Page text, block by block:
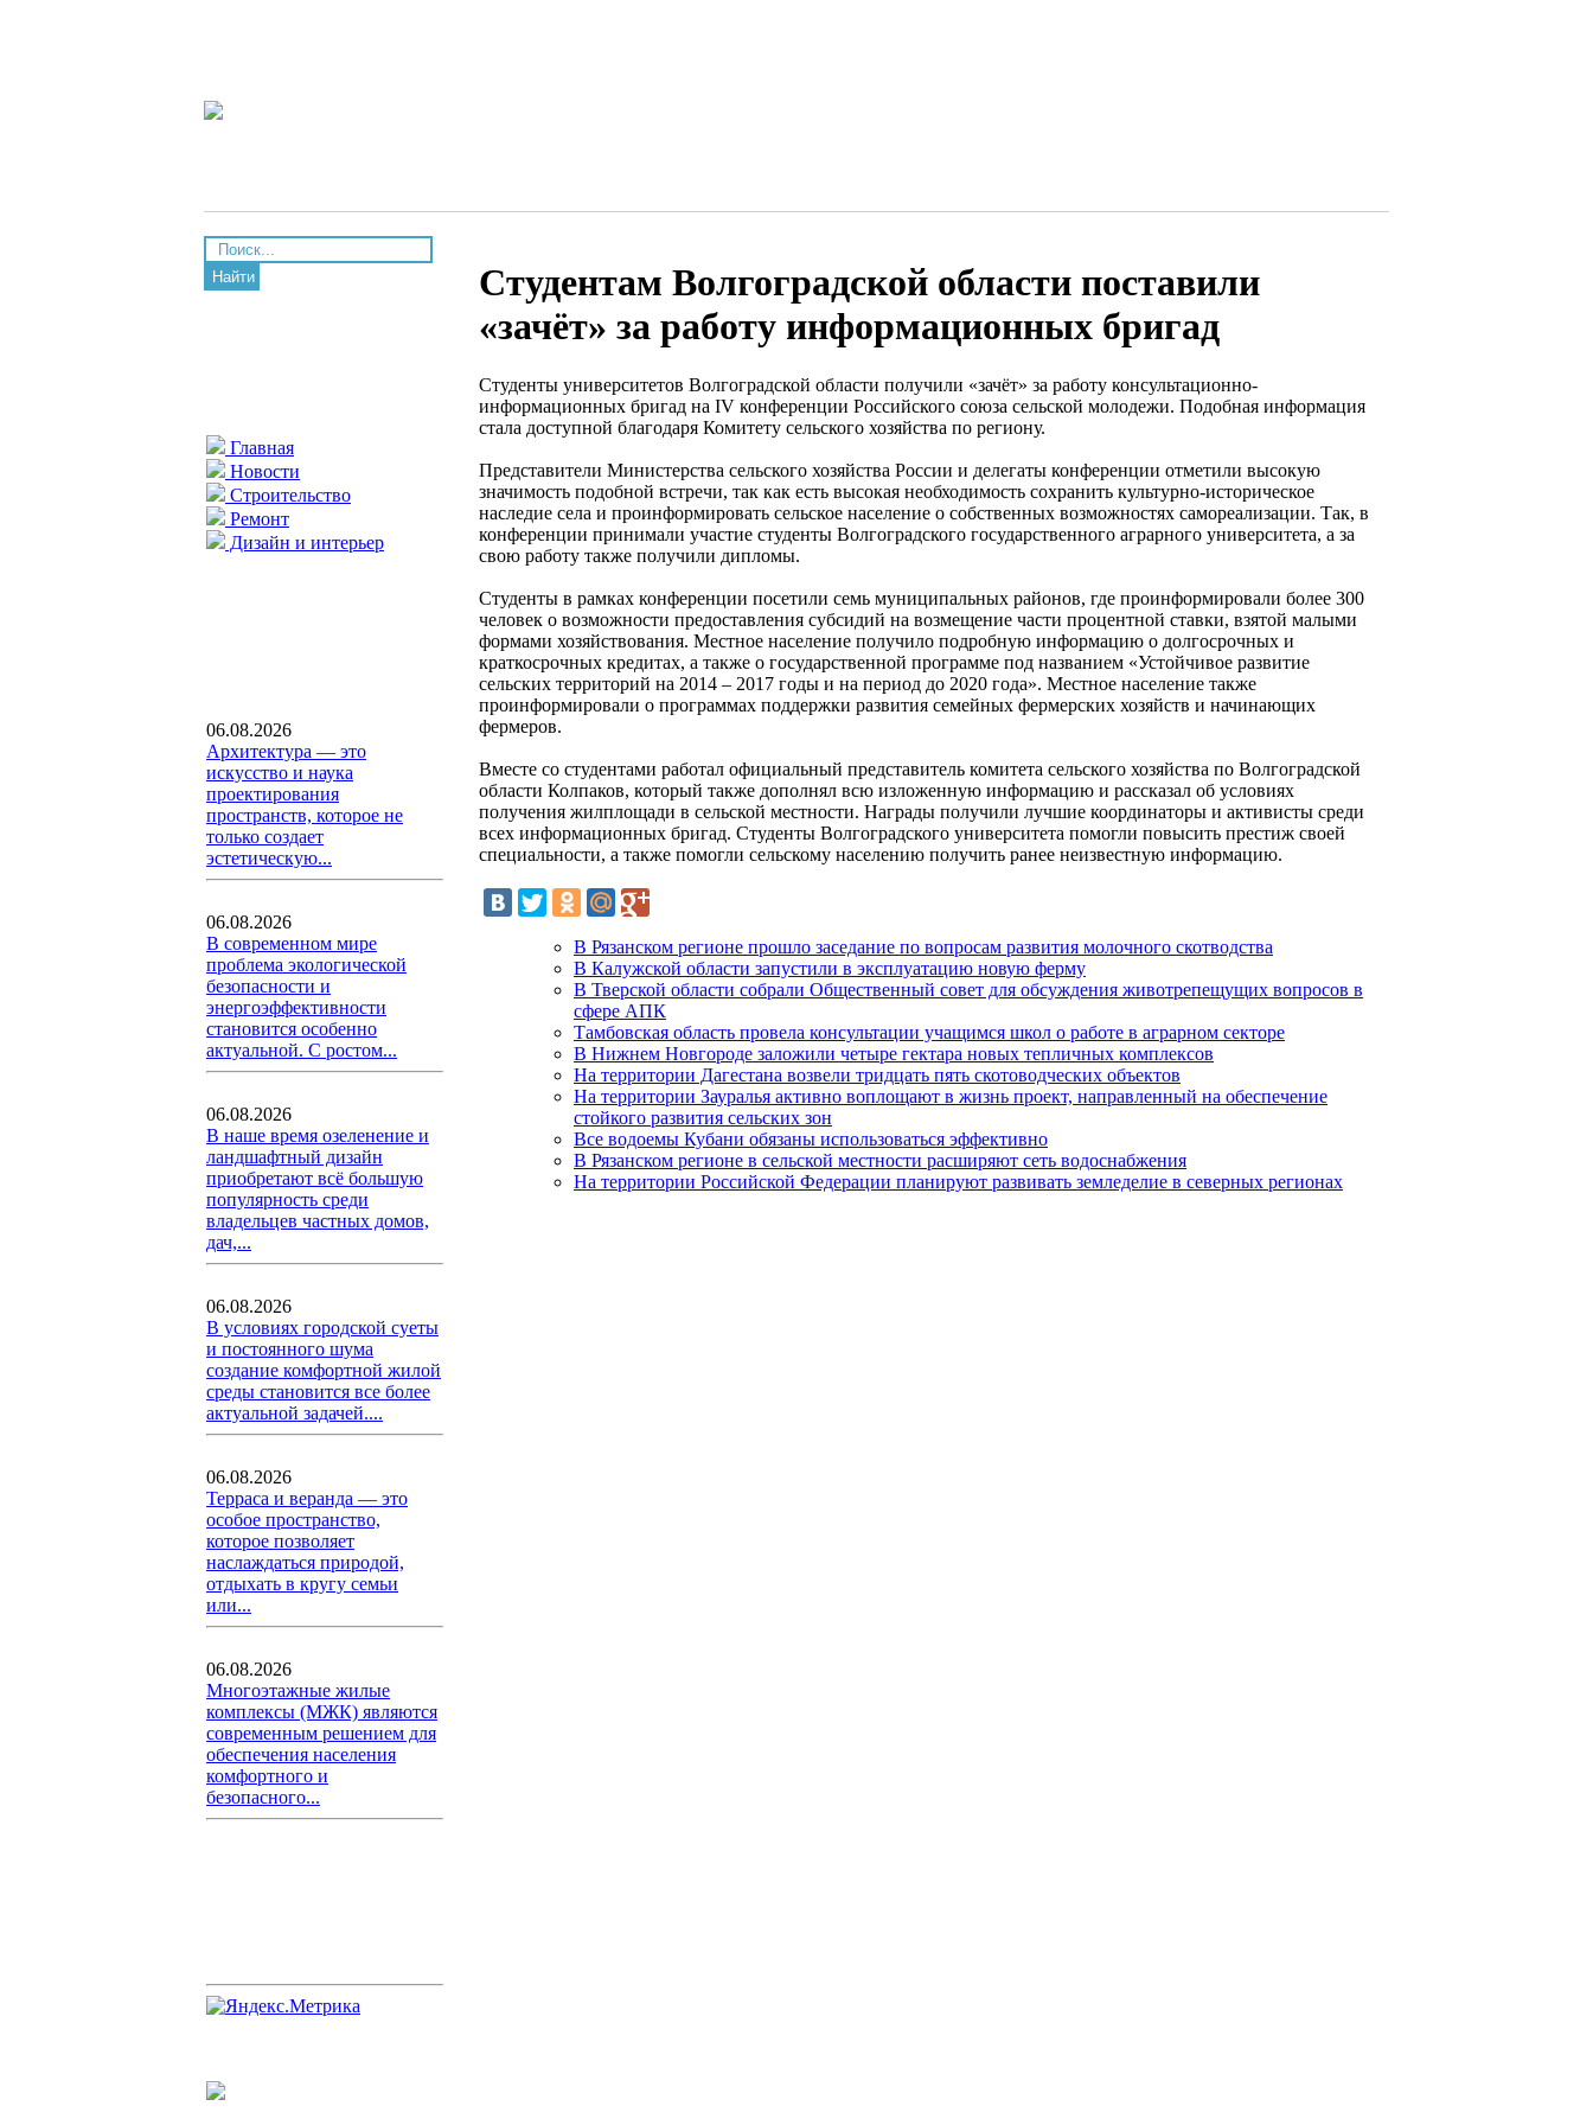
Найти
Главная
Новости
Строительство
Ремонт
Дизайн и интерьер
06.08.2026
Архитектура — это
искусство и наука
проектирования
пространств, которое не
только создает
эстетическую...
06.08.2026
В современном мире
проблема экологической
безопасности и
энергоэффективности
становится особенно
актуальной. С ростом...
06.08.2026
В наше время озеленение и
ландшафтный дизайн
приобретают всё большую
популярность среди
владельцев частных домов,
дач,...
06.08.2026
В условиях городской суеты
и постоянного шума
создание комфортной жилой
среды становится все более
актуальной задачей....
06.08.2026
Терраса и веранда — это
особое пространство,
которое позволяет
наслаждаться природой,
отдыхать в кругу семьи
или...
06.08.2026
Многоэтажные жилые
комплексы (МЖК) являются
современным решением для
обеспечения населения
комфортного и
безопасного...
Студентам Волгоградской области поставили
«зачёт» за работу информационных бригад
Студенты университетов Волгоградской области получили «зачёт» за работу консультационно-
информационных бригад на IV конференции Российского союза сельской молодежи. Подобная информация
стала доступной благодаря Комитету сельского хозяйства по региону.
Представители Министерства сельского хозяйства России и делегаты конференции отметили высокую
значимость подобной встречи, так как есть высокая необходимость сохранить культурно-историческое
наследие села и проинформировать сельское население о собственных возможностях самореализации. Так, в
конференции принимали участие студенты Волгоградского государственного аграрного университета, а за
свою работу также получили дипломы.
Студенты в рамках конференции посетили семь муниципальных районов, где проинформировали более 300
человек о возможности предоставления субсидий на возмещение части процентной ставки, взятой малыми
формами хозяйствования. Местное население получило подробную информацию о долгосрочных и
краткосрочных кредитах, а также о государственной программе под названием «Устойчивое развитие
сельских территорий на 2014 – 2017 годы и на период до 2020 года». Местное население также
проинформировали о программах поддержки развития семейных фермерских хозяйств и начинающих
фермеров.
Вместе со студентами работал официальный представитель комитета сельского хозяйства по Волгоградской
области Колпаков, который также дополнял всю изложенную информацию и рассказал об условиях
получения жилплощади в сельской местности. Награды получили лучшие координаторы и активисты среди
всех информационных бригад. Студенты Волгоградского университета помогли повысить престиж своей
специальности, а также помогли сельскому населению получить ранее неизвестную информацию.
В Рязанском регионе прошло заседание по вопросам развития молочного скотводства
В Калужской области запустили в эксплуатацию новую ферму
В Тверской области собрали Общественный совет для обсуждения животрепещущих вопросов в
сфере АПК
Тамбовская область провела консультации учащимся школ о работе в аграрном секторе
В Нижнем Новгороде заложили четыре гектара новых тепличных комплексов
На территории Дагестана возвели тридцать пять скотоводческих объектов
На территории Зауралья активно воплощают в жизнь проект, направленный на обеспечение
стойкого развития сельских зон
Все водоемы Кубани обязаны использоваться эффективно
В Рязанском регионе в сельской местности расширяют сеть водоснабжения
На территории Российской Федерации планируют развивать земледелие в северных регионах